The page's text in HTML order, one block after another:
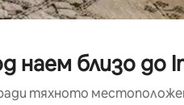
наем близо до
тяхното